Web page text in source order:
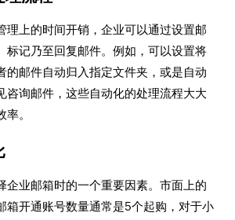
理上的时间开销，企业可以通过设置邮
标记乃至回复邮件。例如，可以设置将
的邮件自动归入指定文件夹，或是自动
咨询邮件，这些自动化的处理流程大大
。
企业邮箱时的一个重要因素。市面上的
箱开通账号数量通常是5个起购，对于小